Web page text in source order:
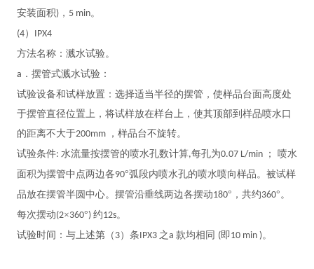
安装面积)， 5 min。
(4） IPX4
方法名称：溅水试验。
a ．摆管式溅水试验：
试验设备和试样放置：选择适当半径的摆管，使样品台面高度处
于摆管直径位置上，将试样放在样台上，使其顶部到样品喷水口
的距离不大于200mm ，样品台不旋转。
试验条件: 水流量按摆管的喷水孔数计算,每孔为0.07 L/min ； 喷水
面积为摆管中点两边各90°弧段内喷水孔的喷水喷向样品。被试样
品放在摆管半圆中心。摆管沿垂线两边各摆动180°，共约360°。
每次摆动(2×360°) 约12s。
试验时间：与上述第（ 3）条IPX3 之a 款均相同 (即10 min )。